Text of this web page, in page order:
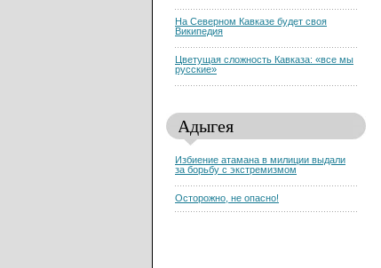
На Северном Кавказе будет своя
Википедия
Цветущая сложность Кавказа: «все мы
русские»
Адыгея
Избиение атамана в милиции выдали
за борьбу с экстремизмом
Осторожно, не опасно!